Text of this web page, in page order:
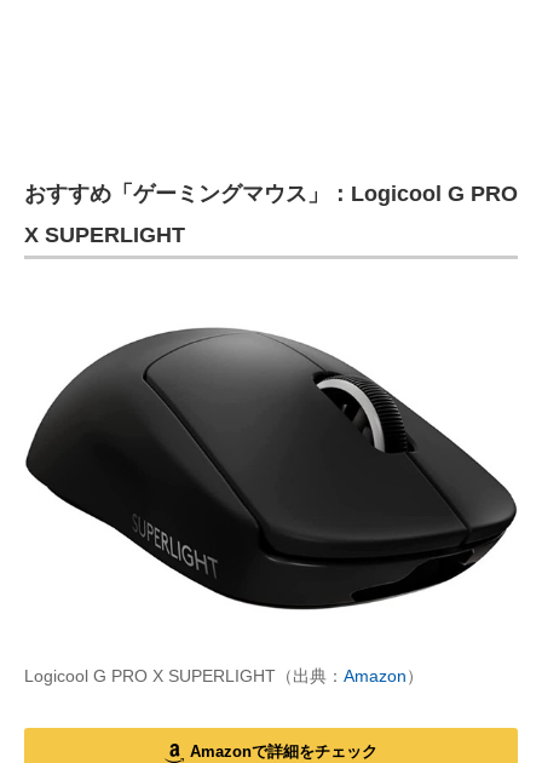
おすすめ「ゲーミングマウス」：Logicool G PRO
X SUPERLIGHT
Logicool G PRO X SUPERLIGHT（出典： Amazon）
Amazonで詳細をチェック